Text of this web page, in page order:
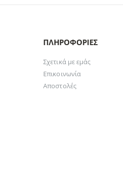
ΠΛΗΡΟΦΟΡΊΕΣ
Σχετικά με εμάς
Επικοινωνία
Αποστολές